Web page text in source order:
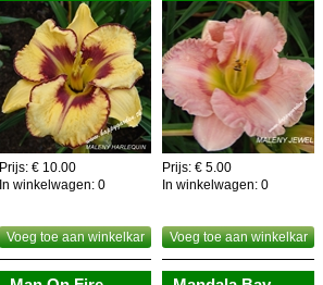
Prijs: € 10.00
In winkelwagen: 0
Voeg toe aan winkelkar
Prijs: € 5.00
In winkelwagen: 0
Voeg toe aan winkelkar